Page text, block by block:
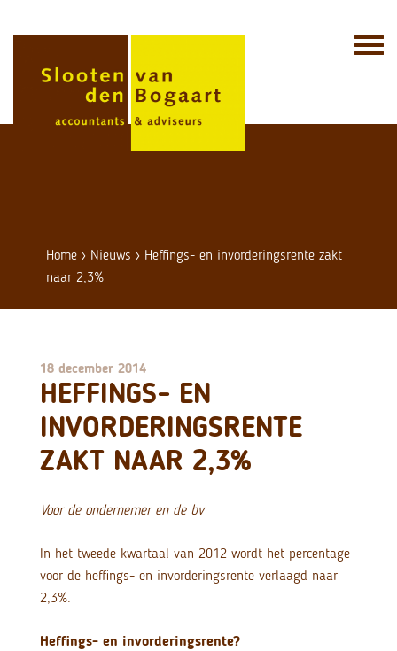
Home › Nieuws › Heffings- en invorderingsrente zakt
naar 2,3%
18 december 2014
HEFFINGS- EN
INVORDERINGSRENTE
ZAKT NAAR 2,3%
Voor de ondernemer en de bv
In het tweede kwartaal van 2012 wordt het percentage
voor de heffings- en invorderingsrente verlaagd naar
2,3%.
Heffings- en invorderingsrente?